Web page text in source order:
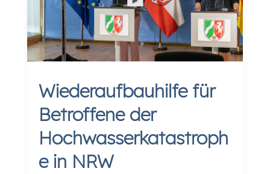
Wiederaufbauhilfe für
Betroffene der
Hochwasserkatastroph
e in NRW